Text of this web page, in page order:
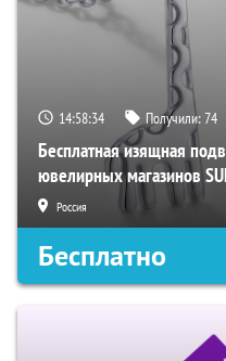
14:58:33 Получили:74
Бесплатная изящная
ювелирных магазинов
Россия
Бесплатно